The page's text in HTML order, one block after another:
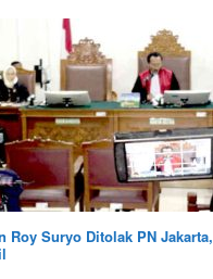
Roy Suryo Ditolak PN Jakarta,